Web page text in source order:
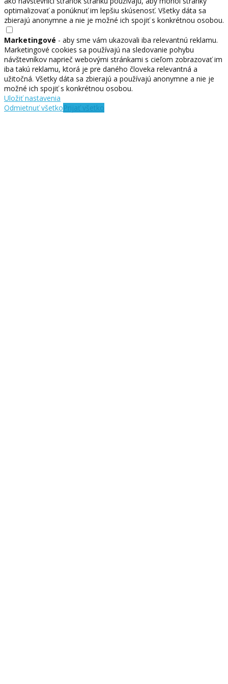
optimalizovať a ponúknuť im lepšiu skúsenosť. Všetky dáta sa
zbierajú anonymne a nie je možné ich spojiť s konkrétnou osobou.
Marketingové - aby sme vám ukazovali iba relevantnú reklamu.
Marketingové cookies sa používajú na sledovanie pohybu
návštevníkov naprieč webovými stránkami s cieľom zobrazovať im
iba takú reklamu, ktorá je pre daného človeka relevantná a
užitočná. Všetky dáta sa zbierajú a používajú anonymne a nie je
možné ich spojiť s konkrétnou osobou.
Uložiť nastavenia
Odmietnuť všetkoPrijať všetko